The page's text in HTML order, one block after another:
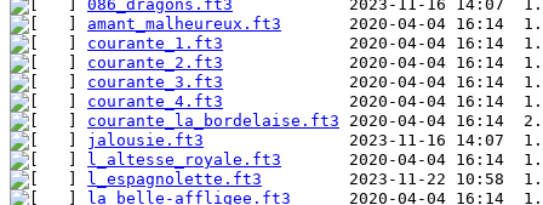
086_dragons.ft3
amant_malheureux.ft3
courante_1.ft3
courante_2.ft3
courante_3.ft3
courante_4.ft3
courante_la_bordelaise.ft3
jalousie.ft3
l_altesse_royale.ft3
l_espagnolette.ft3
la_belle-affligee.ft3